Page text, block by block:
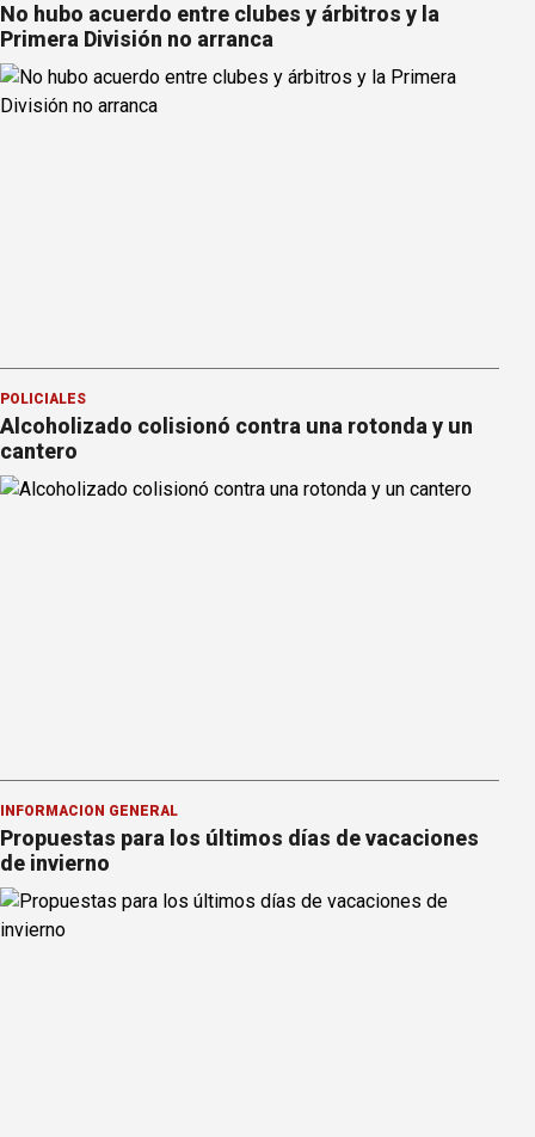
No hubo acuerdo entre clubes y árbitros y la
Primera División no arranca
POLICIALES
Alcoholizado colisionó contra una rotonda y un
cantero
INFORMACION GENERAL
Propuestas para los últimos días de vacaciones
de invierno